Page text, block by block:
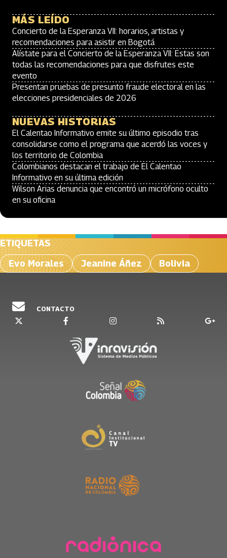
MÁS LEÍDO
Concierto de la Esperanza VII: horarios, artistas y
recomendaciones para asistir en Bogotá
Alístate para el Concierto de la Esperanza VII: Estas son
todas las recomendaciones para que disfrutes este
evento
Presentan pruebas de presunto fraude electoral en las
elecciones presidenciales de 2026
NUEVAS HISTORIAS
El Calentao Informativo emite su último episodio tras
consolidarse como el programa que acerdó las voces y
los territorio de Colombia
Colombianos destacan el trabajo de El Calentao
Informativo en su última edición
Wilson Arias denuncia que encontró un micrófono oculto
en su oficina
ETIQUETAS
Evo Morales
Jeanine Áñez Bolivia
CONTACTO